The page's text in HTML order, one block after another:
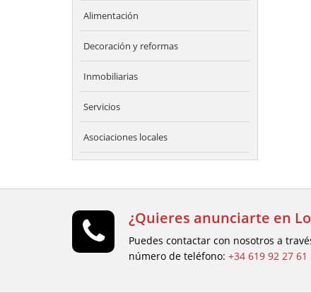
Alimentación
Decoración y reformas
Inmobiliarias
Servicios
Asociaciones locales
¿Quieres anunciarte en
Puedes contactar con nosotros a
número de teléfono: +34 619 92 27 61